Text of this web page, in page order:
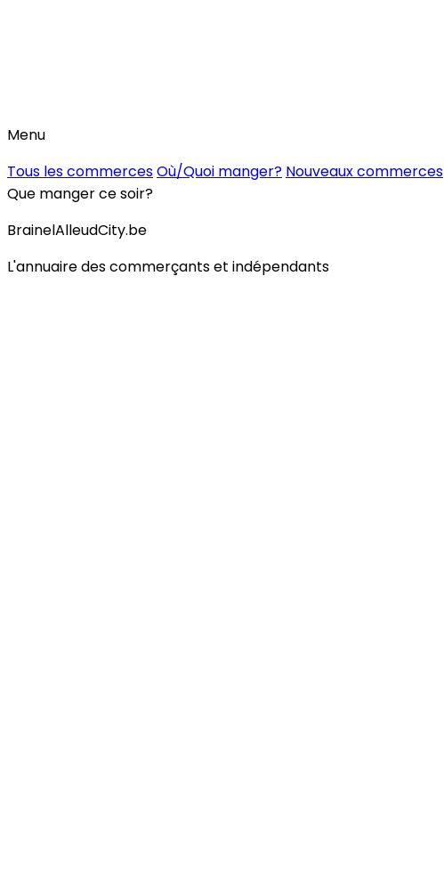
Menu
Tous les commercesOù/Quoi manger? Nouveaux commerces
Que manger ce soir?
BrainelAlleudCity.be
L'annuaire des commerçants et indépendants